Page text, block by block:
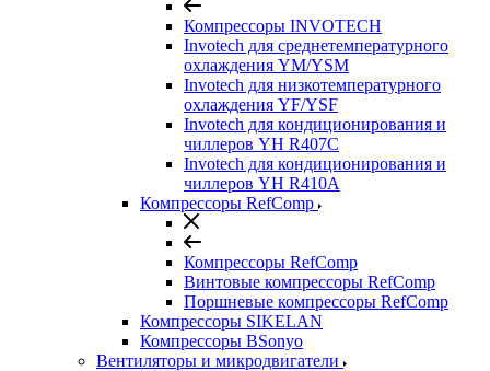
Компрессоры INVOTECH
Invotech для среднетемпературного
охлаждения YM/YSM
Invotech для низкотемпературного
охлаждения YF/YSF
Invotech для кондиционирования и
чиллеров YH R407C
Invotech для кондиционирования и
чиллеров YH R410A
Компрессоры RefComp
Компрессоры RefComp
Винтовые компрессоры RefComp
Поршневые компрессоры RefComp
Компрессоры SIKELAN
Компрессоры BSonyo
Вентиляторы и микродвигатели